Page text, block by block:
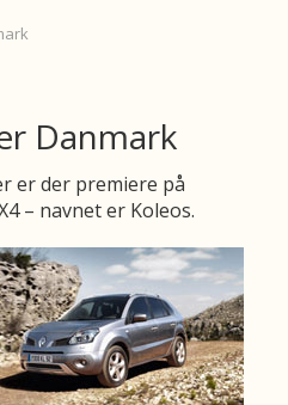
Danmark
er der premiere på
– navnet er Koleos.